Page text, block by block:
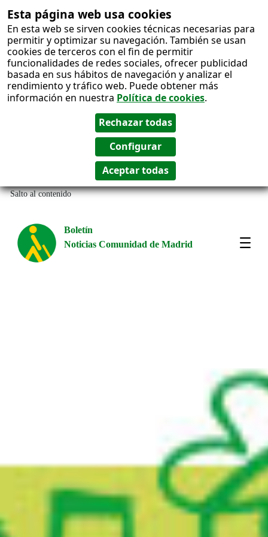
Esta página web usa cookies
En esta web se sirven cookies técnicas necesarias para
permitir y optimizar su navegación. También se usan
cookies de terceros con el fin de permitir
funcionalidades de redes sociales, ofrecer publicidad
basada en sus hábitos de navegación y analizar el
rendimiento y tráfico web. Puede obtener más
información en nuestra Política de cookies.
Salto al contenido
Boletín
Noticias Comunidad de Madrid